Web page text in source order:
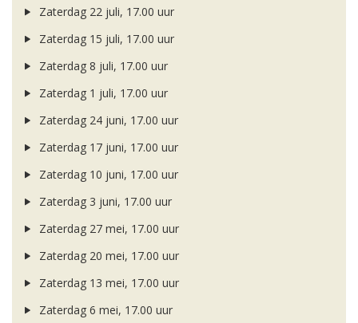
Zaterdag 22 juli, 17.00 uur
Zaterdag 15 juli, 17.00 uur
Zaterdag 8 juli, 17.00 uur
Zaterdag 1 juli, 17.00 uur
Zaterdag 24 juni, 17.00 uur
Zaterdag 17 juni, 17.00 uur
Zaterdag 10 juni, 17.00 uur
Zaterdag 3 juni, 17.00 uur
Zaterdag 27 mei, 17.00 uur
Zaterdag 20 mei, 17.00 uur
Zaterdag 13 mei, 17.00 uur
Zaterdag 6 mei, 17.00 uur